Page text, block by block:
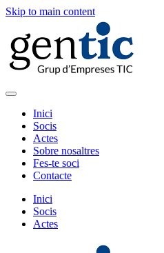
Skip to main content
Inici
Socis
Actes
Sobre nosaltres
Fes-te soci
Contacte
Inici
Socis
Actes